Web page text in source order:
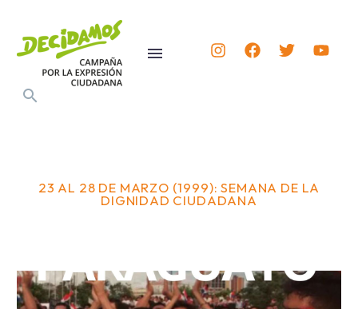
23 AL 28 DE MARZO (1999): SEMANA DE LA
DIGNIDAD CIUDADANA